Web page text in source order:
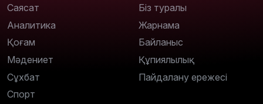
Саясат
Аналитика
Қоғам
Мәдениет
Сұхбат
Спорт
Біз туралы
Жарнама
Байланыс
Құпиялылық
Пайдалану ережесі